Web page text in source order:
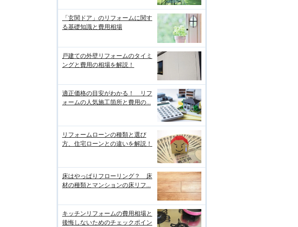
「玄関ドア」のリフォームに関す
る基礎知識と費用相場
戸建ての外壁リフォームのタイミ
ングと費用の相場を解説！
適正価格の目安がわかる！ リフ
ォームの人気施工箇所と費用の...
リフォームローンの種類と選び
方、住宅ローンとの違いを解説！
床はやっぱりフローリング？ 床
材の種類とマンションの床リフ...
キッチンリフォームの費用相場と
後悔しないためのチェックポイン